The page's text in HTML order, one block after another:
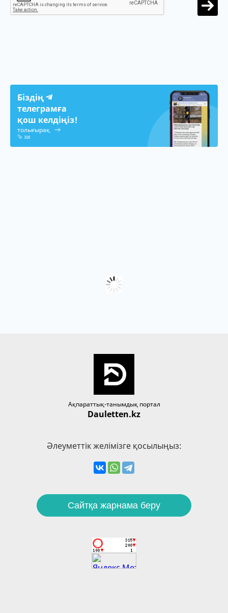
Біздің
телеграмға
қош келдіңіз!
толығырақ
308
Ақпараттық-танымдық портал
Dauletten.kz
Әлеуметтік желімізге қосылыңыз:
Сайтқа жарнама беру